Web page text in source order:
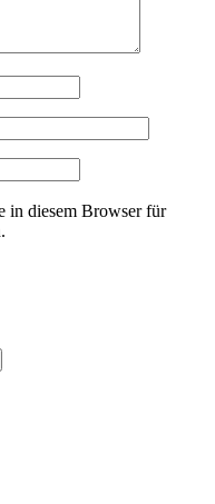
in diesem Browser für